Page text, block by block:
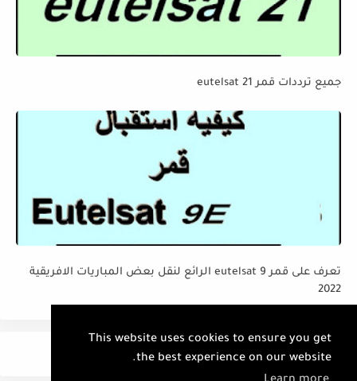
This website uses cookies to ensure you get
the best experience on our website.
جميع ترددات قمر eutelsat 21
تعرف على قمر eutelsat 9 الرائع لنقل بعض المباريات الافريقية
2022
عرض التعليقات